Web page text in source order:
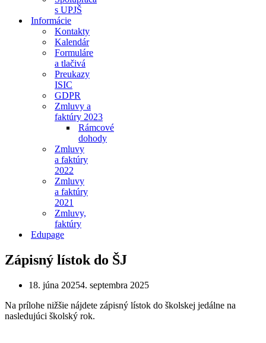
s UPJŠ
Informácie
Kontakty
Kalendár
Formuláre
a tlačivá
Preukazy
ISIC
GDPR
Zmluvy a
faktúry 2023
Rámcové
dohody
Zmluvy
a faktúry
2022
Zmluvy
a faktúry
2021
Zmluvy,
faktúry
Edupage
Zápisný lístok do ŠJ
18. júna 20254. septembra 2025
Na prílohe nižšie nájdete zápisný lístok do školskej jedálne na
nasledujúci školský rok.